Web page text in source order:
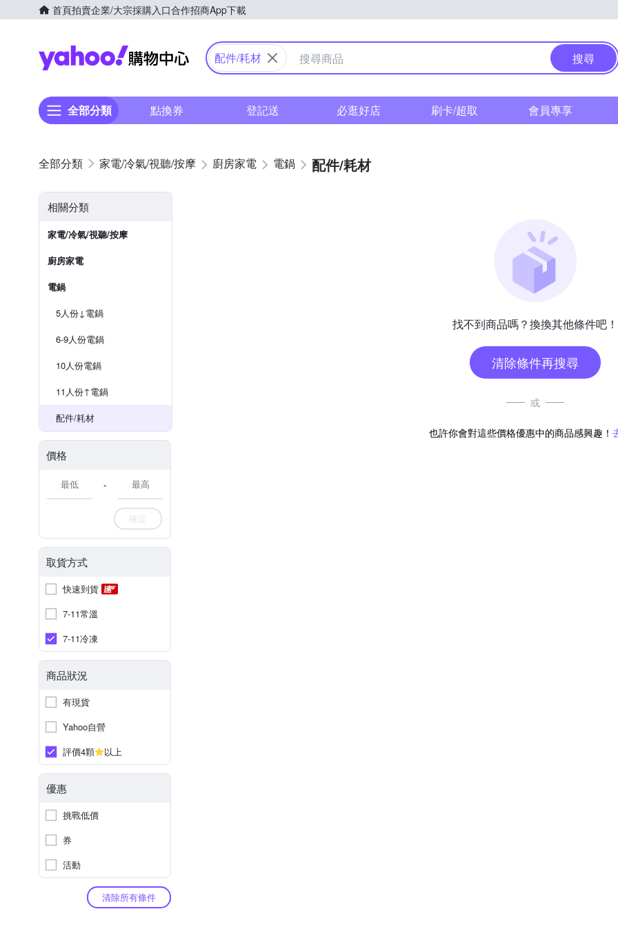
首頁拍賣企業/大宗採購入口合作招商App下載
Yahoo購物中心
配件/耗材 搜尋
全部分類 點換券 登記送 必逛好店 刷卡/超取 會員專享
家電/冷氣/視聽/按摩 廚房家電 電鍋 配件/耗材
相關分類
家電/冷氣/視聽/按摩
廚房家電
電鍋
5人份↓電鍋
6-9人份電鍋
10人份電鍋
11人份↑電鍋
配件/耗材
價格
-
確定
取貨方式
快速到貨
7-11常溫
7-11冷凍
商品狀況
有現貨
Yahoo自營
評價4顆
以上
優惠
挑戰低價
券
活動
清除所有條件
找不到商品嗎？換換其他條件吧！
清除條件再搜尋
或
也許你會對這些價格優惠中的商品感興趣！